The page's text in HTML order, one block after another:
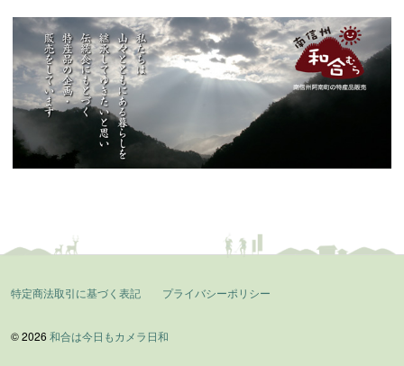
特定商法取引に基づく表記 プライバシーポリシー
© 2026 和合は今日もカメラ日和